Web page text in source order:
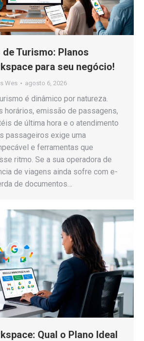
Turismo: Planos
para seu negócio!
Wes agosto 6, 2026
é dinâmico por natureza.
horários, emissão de passagens,
de última hora e o atendimento
passageiros exige uma
e ferramentas que
ritmo. Se a sua operadora de
de viagens ainda sofre com e-
de documentos…
Qual o Plano Ideal